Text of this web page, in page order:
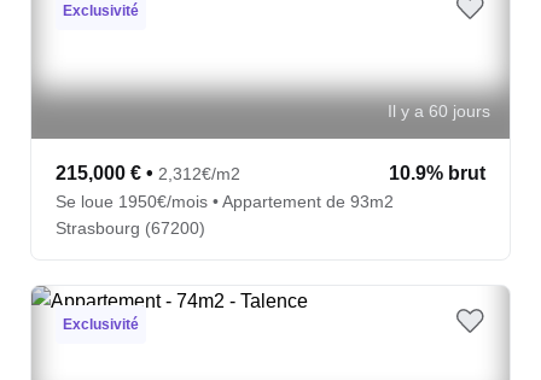
Exclusivité
Il y a 60 jours
215,000 € • 2,312€/m2 10.9% brut
Se loue 1950€/mois • Appartement de 93m2
Strasbourg (67200)
Exclusivité